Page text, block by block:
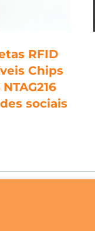
RFID
Chips
sociais